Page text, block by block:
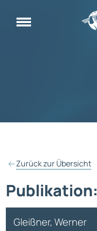
Zurück zur Übersicht
Publikation:
Gleißner, Werner